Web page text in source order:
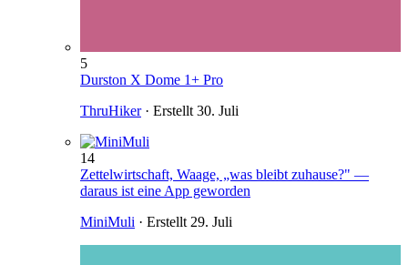
5
Durston X Dome 1+ Pro
ThruHiker· Erstellt 30. Juli
14
Zettelwirtschaft, Waage, „was bleibt zuhause?" —
daraus ist eine App geworden
MiniMuli · Erstellt 29. Juli